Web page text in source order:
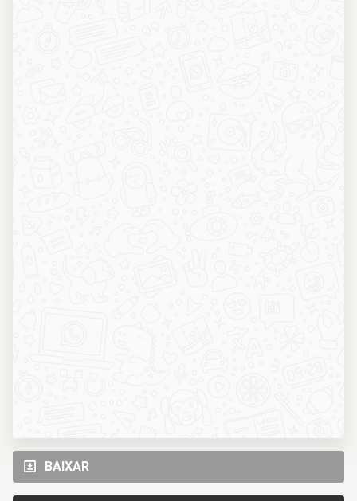
BAIXAR